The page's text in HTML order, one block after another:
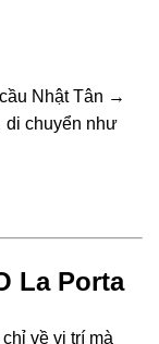
Nhật Tân →
chuyển như
La Porta
về vị trí mà